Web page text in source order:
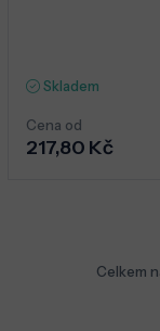
Skladem
Cena od
217,80 Kč
Celkem